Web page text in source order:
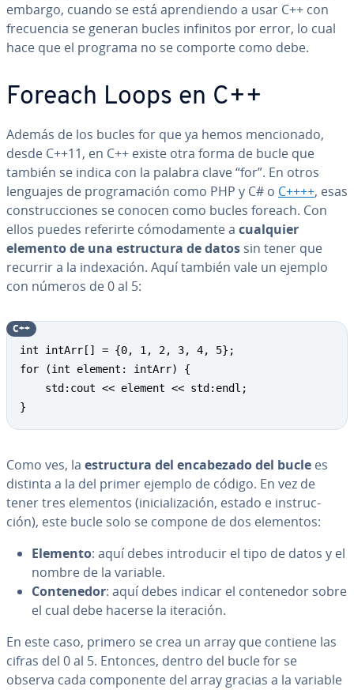
embargo, cuando se está apre­n­die­n­do a usar C++ con
fre­cue­n­cia se generan bucles infinitos por error, lo cual
hace que el programa no se comporte como debe.
Foreach Loops en C++
Además de los bucles for que ya hemos me­n­cio­na­do,
desde C++11, en C++ existe otra forma de bucle que
también se indica con la palabra clave “for”. En otros
lenguajes de pro­gra­ma­ción como PHP y C# o C++++, esas
co­n­s­tru­c­cio­nes se conocen como bucles foreach. Con
ellos puedes referirte có­mo­da­me­n­te a cualquier
elemento de una es­tru­c­tu­ra de datos sin tener que
recurrir a la in­de­xa­ción. Aquí también vale un ejemplo
con números de 0 al 5:
int intArr[] = {0, 1, 2, 3, 4, 5};
for (int element: intArr) {
}
C++
Como ves, la es­tru­c­tu­ra del en­ca­be­za­do del bucle es
distinta a la del primer ejemplo de código. En vez de
tener tres elementos (ini­cia­li­za­ción, estado e in­s­tru­c­
ción), este bucle solo se compone de dos elementos:
Elemento: aquí debes in­tro­du­cir el tipo de datos y el
nombre de la variable.
Co­n­te­ne­dor: aquí debes indicar el co­n­te­ne­dor sobre
el cual debe hacerse la iteración.
En este caso, primero se crea un array que contiene las
cifras del 0 al 5. Entonces, dentro del bucle for se
observa cada co­m­po­ne­n­te del array gracias a la variable